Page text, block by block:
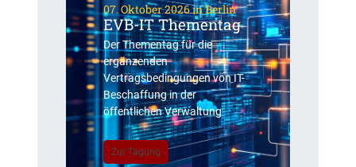
07. Oktober 2026 in Berlin
EVB-IT Thementag
Der Thementag für die
ergänzenden
Vertragsbedingungen von IT-
Beschaffung in der
öffentlichen Verwaltung
Zur Tagung